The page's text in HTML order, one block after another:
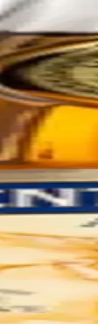
after